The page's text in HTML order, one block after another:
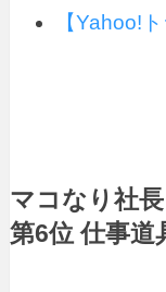
【Yahoo!
マコなり社
第6位 仕事道